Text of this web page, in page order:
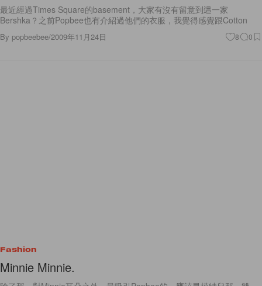
最近經過Times Square的basement，大家有沒有留意到這一家
Bershka？之前Popbee也有介紹過他們的衣服，我覺得感覺跟Cotton
By popbeebee/2009年11月24日 8 0
Fashion
Minnie Minnie.